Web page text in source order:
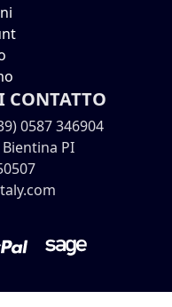
0587 346904
PI